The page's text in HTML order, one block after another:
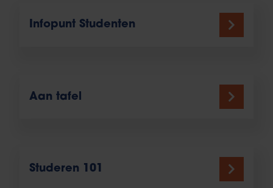
Infopunt Studenten
Aan tafel
Studeren 101